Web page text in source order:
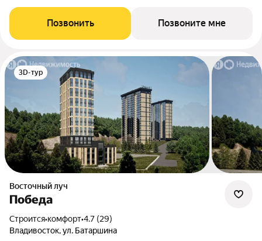
Позвонить Позвоните мне
3D-тур
Восточный луч
Победа
Строится•комфорт•4.7 (29)
Владивосток, ул. Батаршина